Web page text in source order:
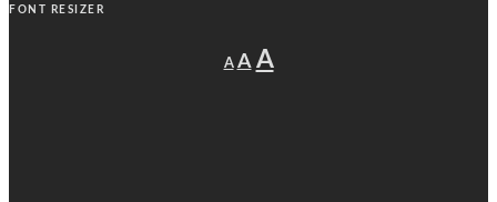
FONT RESIZER
A
Decrease
font
A Reset
AIncrease